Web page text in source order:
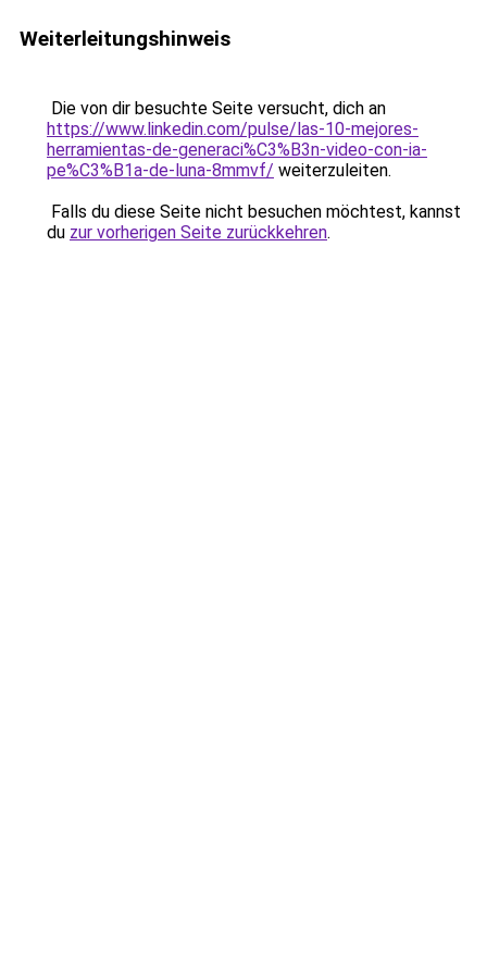
Weiterleitungshinweis
Die von dir besuchte Seite versucht, dich an
https://www.linkedin.com/pulse/las-10-mejores-
herramientas-de-generaci%C3%B3n-video-con-ia-
pe%C3%B1a-de-luna-8mmvf/ weiterzuleiten.
Falls du diese Seite nicht besuchen möchtest, kannst
du zur vorherigen Seite zurückkehren.